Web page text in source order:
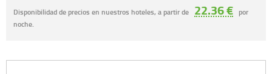
Disponibilidad de precios en nuestros hoteles, a partir de 22.36 € por
noche.